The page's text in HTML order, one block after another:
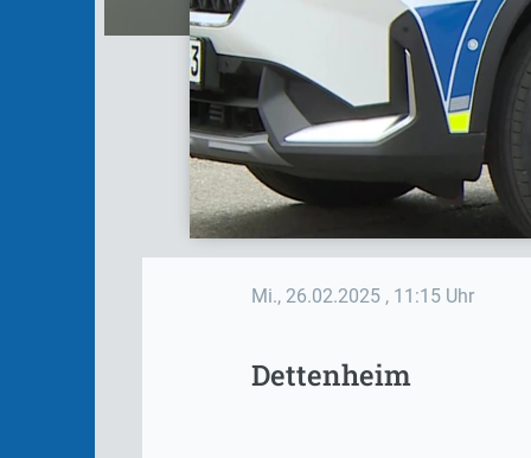
Mi., 26.02.2025 , 11:15 Uhr
Dettenheim